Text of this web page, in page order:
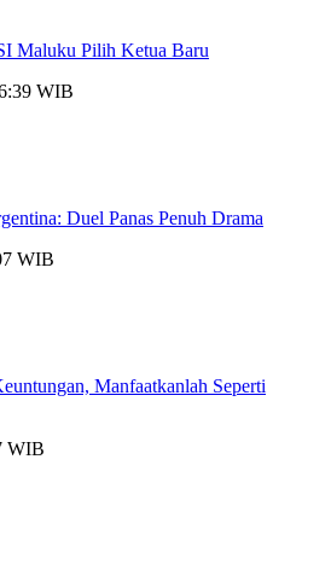
Maluku Pilih Ketua Baru
WIB
Duel Panas Penuh Drama
WIB
Manfaatkanlah Seperti
WIB